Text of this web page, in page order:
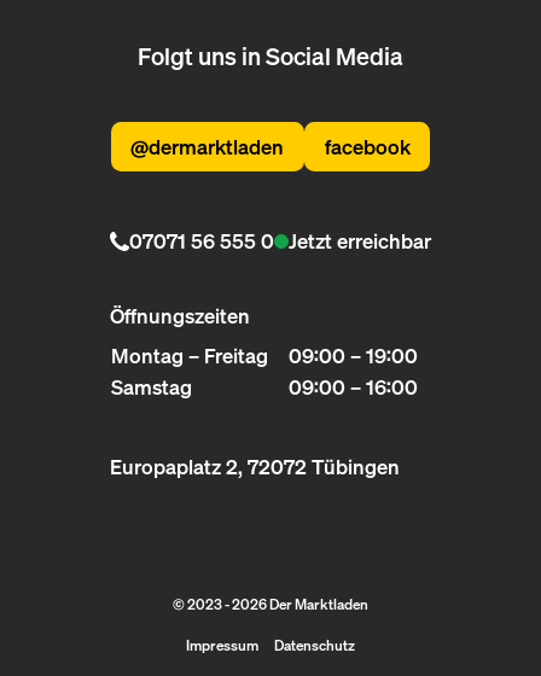
Folgt uns in Social Media
@dermarktladen facebook
07071 56 555 0 Jetzt erreichbar
Öffnungszeiten
Montag – Freitag
09:00 – 19:00
Samstag
09:00 – 16:00
Europaplatz 2, 72072 Tübingen
© 2023 - 2026 Der Marktladen
Impressum Datenschutz